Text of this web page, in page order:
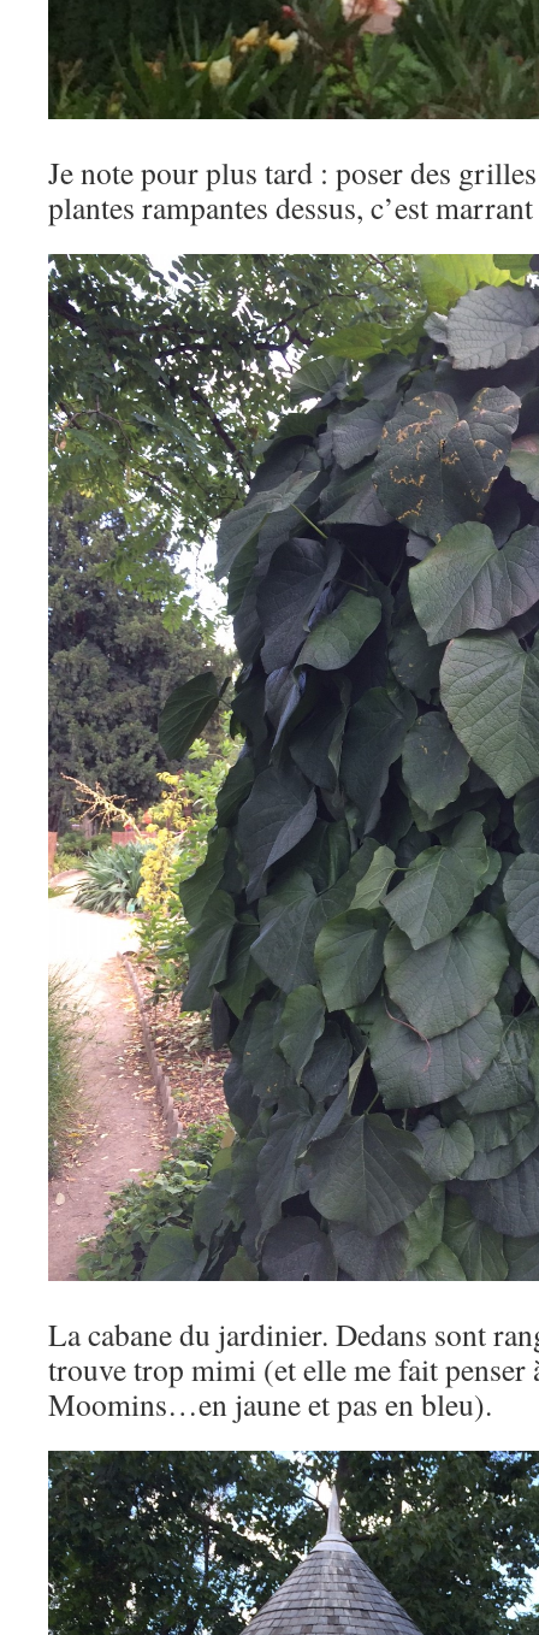
Je note pour plus tard : poser des
plantes rampantes dessus, c’est
La cabane du jardinier. Dedans sont
trouve trop mimi (et elle me fait penser
Moomins…en jaune et pas en bleu).